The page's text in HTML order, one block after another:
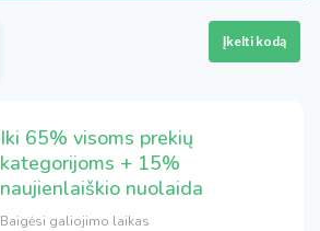
Įkelti kodą
Iki 65% visoms prekių
kategorijoms + 15%
naujienlaiškio nuolaida
Baigėsi galiojimo laikas